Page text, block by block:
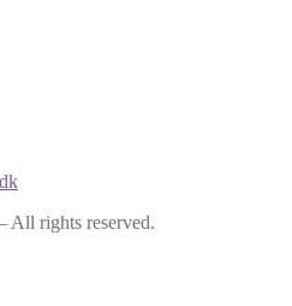
rights reserved.